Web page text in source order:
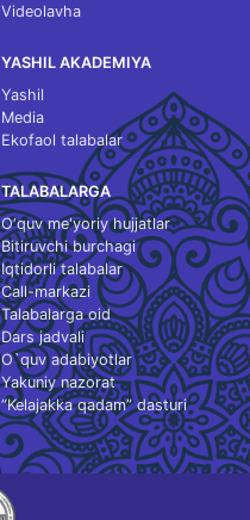
Videolavha
YASHIL AKADEMIYA
Yashil
Media
Ekofaol talabalar
TALABALARGA
O‘quv me'yoriy hujjatlar
Bitiruvchi burchagi
Iqtidorli talabalar
Call-markazi
Talabalarga oid
Dars jadvali
O`quv adabiyotlar
Yakuniy nazorat
“Kelajakka qadam” dasturi